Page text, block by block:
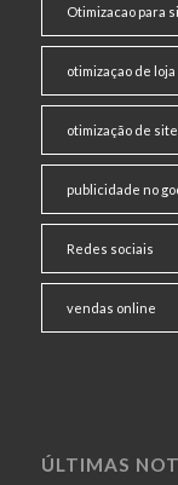
Otimizacao para
otimizaçao de loja
otimização de
publicidade no
Redes sociais
vendas online
ÚLTIMAS